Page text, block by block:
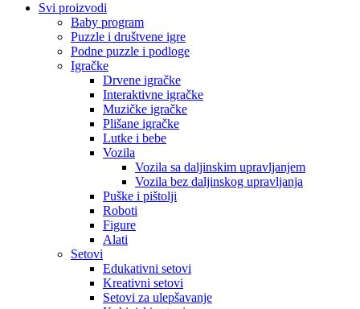
Svi proizvodi
Baby program
Puzzle i društvene igre
Podne puzzle i podloge
Igračke
Drvene igračke
Interaktivne igračke
Muzičke igračke
Plišane igračke
Lutke i bebe
Vozila
Vozila sa daljinskim upravljanjem
Vozila bez daljinskog upravljanja
Puške i pištolji
Roboti
Figure
Alati
Setovi
Edukativni setovi
Kreativni setovi
Setovi za ulepšavanje